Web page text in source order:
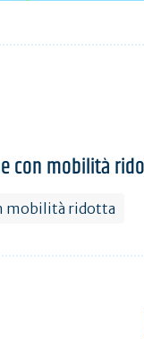
con mobilità
mobilità ridotta